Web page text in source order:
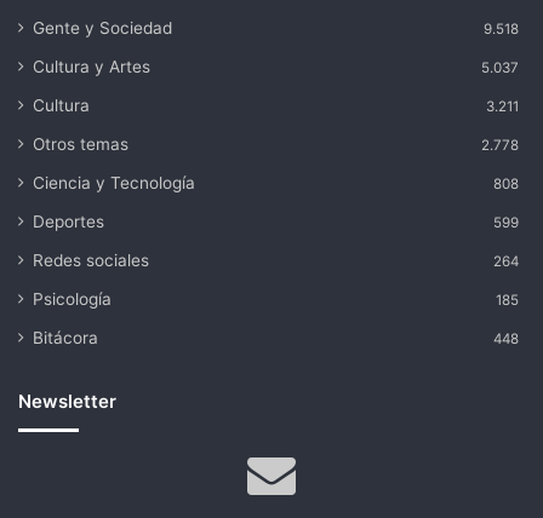
Gente y Sociedad 9.518
Cultura y Artes 5.037
Cultura 3.211
Otros temas 2.778
Ciencia y Tecnología 808
Deportes 599
Redes sociales 264
Psicología 185
Bitácora 448
Newsletter